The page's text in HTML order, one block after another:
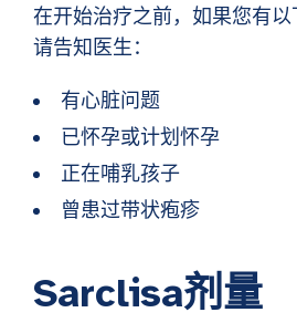
在开始治疗之前，如果您有以
请告知医生：
有心脏问题
已怀孕或计划怀孕
正在哺乳孩子
曾患过带状疱疹
Sarclisa剂量